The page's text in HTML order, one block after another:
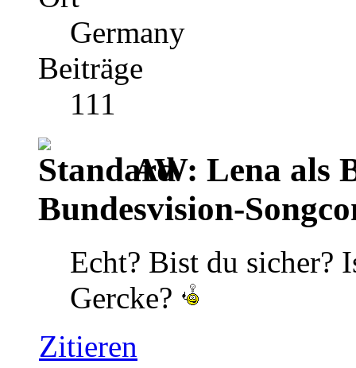
Germany
Beiträge
111
AW: Lena als
Bundesvision-
Echt? Bist du sicher?
Gercke?
Zitieren